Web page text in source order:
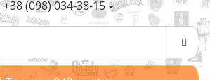
+38 (098) 034-38-15